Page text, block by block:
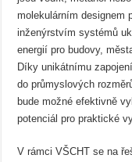
molekulárním designem
inženýrstvím systémů
energií pro budovy,
Díky unikátnímu
do průmyslových
bude možné efektivně
potenciál pro praktické
V rámci VŠCHT se na